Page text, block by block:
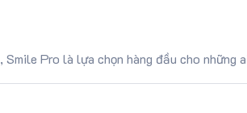
, Smile Pro là lựa chọn hàng đầu cho những